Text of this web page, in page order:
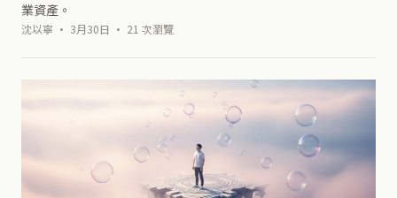
業資產。
沈以寧 · 3月30日 · 21 次瀏覽